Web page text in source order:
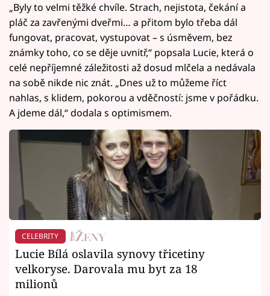
„Byly to velmi těžké chvíle. Strach, nejistota, čekání a
pláč za zavřenými dveřmi… a přitom bylo třeba dál
fungovat, pracovat, vystupovat – s úsměvem, bez
známky toho, co se děje uvnitř,“ popsala Lucie, která o
celé nepříjemné záležitosti až dosud mlčela a nedávala
na sobě nikde nic znát. „Dnes už to můžeme říct
nahlas, s klidem, pokorou a vděčností: jsme v pořádku.
A jdeme dál,“ dodala s optimismem.
CELEBRITY
Lucie Bílá oslavila synovy třicetiny
velkoryse. Darovala mu byt za 18
milionů